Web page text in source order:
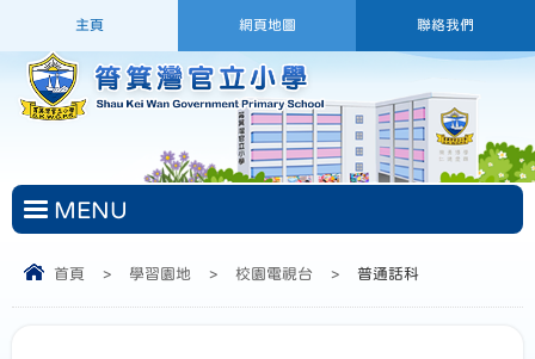
主頁 網頁地圖 聯絡我們
MENU
首頁 > 學習園地 > 校園電視台 > 普通話科